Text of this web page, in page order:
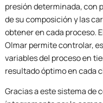
presión determinada, con
de su composición y las
obtener en cada proceso.
Olmar permite controlar,
variables del proceso en
resultado óptimo en cada
Gracias a este sistema de